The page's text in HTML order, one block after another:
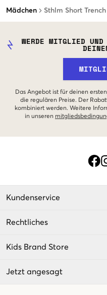
Mädchen Sthlm Short Trench
WERDE MITGLIED
Das Angebot ist für deinen
die regulären Preise. Der
kombiniert werden. Weitere
in unseren
Kundenservice
Rechtliches
Kids Brand Store
Jetzt angesagt